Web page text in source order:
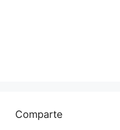
Comparte